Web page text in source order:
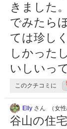
きました
でみたら
ては珍し
しかった
いしいっ
このクチコミに
Elly さん （女性
谷山の住